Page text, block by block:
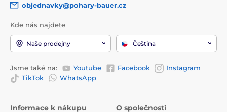
objednavky@pohary-bauer.cz
Kde nás najdete
Naše prodejny Čeština
Jsme také na: Youtube Facebook
Instagram
TikTok
WhatsApp
Informace k nákupu O společnosti